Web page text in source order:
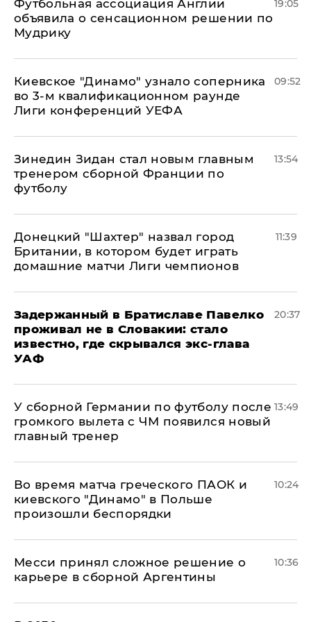
Футбольная ассоциация Англии
объявила о сенсационном решении по
Мудрику
19:05
Киевское "Динамо" узнало соперника
во 3-м квалификационном раунде
Лиги конференций УЕФА
09:52
Зинедин Зидан стал новым главным
тренером сборной Франции по
футболу
13:54
Донецкий "Шахтер" назвал город
Британии, в котором будет играть
домашние матчи Лиги чемпионов
11:39
Задержанный в Братиславе Павелко
проживал не в Словакии: стало
известно, где скрывался экс-глава
УАФ
20:37
У сборной Германии по футболу после
громкого вылета с ЧМ появился новый
главный тренер
13:49
Во время матча греческого ПАОК и
киевского "Динамо" в Польше
произошли беспорядки
10:24
Месси принял сложное решение о
карьере в сборной Аргентины
10:36